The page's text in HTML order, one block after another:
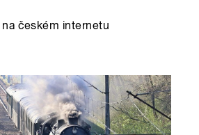
českém internetu